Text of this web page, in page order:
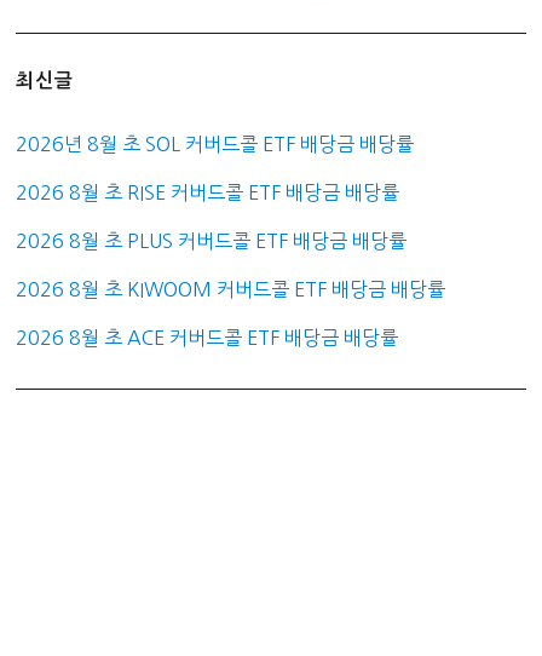
최신글
2026년 8월 초 SOL 커버드콜 ETF 배당금 배당률
2026 8월 초 RISE 커버드콜 ETF 배당금 배당률
2026 8월 초 PLUS 커버드콜 ETF 배당금 배당률
2026 8월 초 KIWOOM 커버드콜 ETF 배당금 배당률
2026 8월 초 ACE 커버드콜 ETF 배당금 배당률